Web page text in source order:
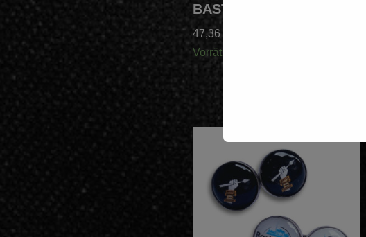
BASTA Hoodie Ach was!
47,36
Vorrätig